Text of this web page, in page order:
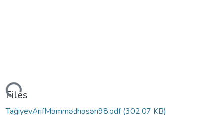
Loading...
Files
TağıyevArifMəmmədhəsən98.pdf(302.07 KB)